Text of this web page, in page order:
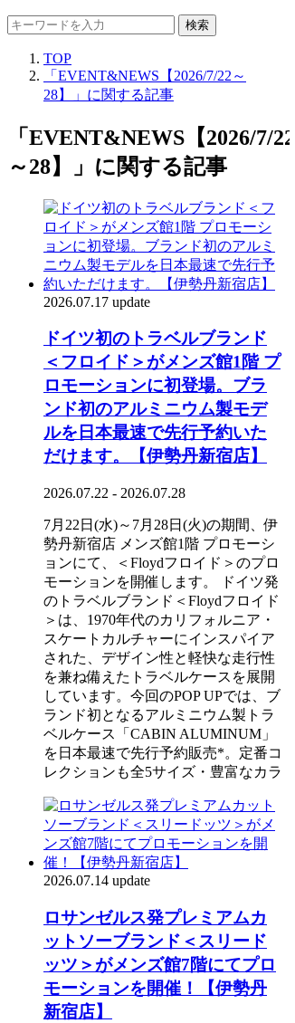
検索
TOP
「EVENT&NEWS【2026/7/22～
28】」に関する記事
「EVENT&NEWS【2026/7/22
～28】」に関する記事
2026.07.17 update
ドイツ初のトラベルブランド
＜フロイド＞がメンズ館1階 プ
ロモーションに初登場。ブラ
ンド初のアルミニウム製モデ
ルを日本最速で先行予約いた
だけます。【伊勢丹新宿店】
2026.07.22 - 2026.07.28
7月22日(水)～7月28日(火)の期間、伊
勢丹新宿店 メンズ館1階 プロモーシ
ョンにて、＜Floydフロイド＞のプロ
モーションを開催します。 ドイツ発
のトラベルブランド＜Floydフロイド
＞は、1970年代のカリフォルニア・
スケートカルチャーにインスパイア
された、デザイン性と軽快な走行性
を兼ね備えたトラベルケースを展開
しています。今回のPOP UPでは、ブ
ランド初となるアルミニウム製トラ
ベルケース「CABIN ALUMINUM」
を日本最速で先行予約販売*。定番コ
レクションも全5サイズ・豊富なカラ
2026.07.14 update
ロサンゼルス発プレミアムカ
ットソーブランド＜スリード
ッツ＞がメンズ館7階にてプロ
モーションを開催！【伊勢丹
新宿店】